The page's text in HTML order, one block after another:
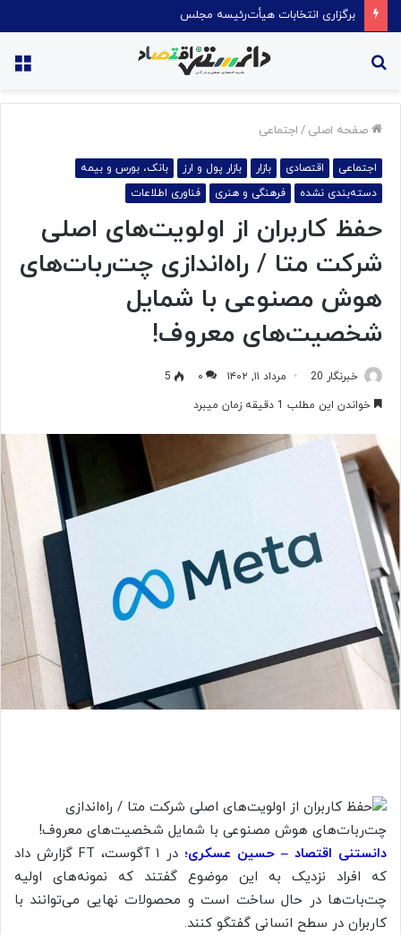
برگزاری انتخابات هیأت‌رئیسه مجلس
صفحه اصلی / اجتماعی
اجتماعی اقتصادی بازار بازار پول و ارز
بانک، بورس و بیمه
دسته‌بندی نشده
فرهنگی و هنری فناوری اطلاعات
حفظ کاربران از اولویت‌های اصلی
شرکت متا / راه‌اندازی چت‌ربات‌های
هوش مصنوعی با شمایل
شخصیت‌های معروف!
خبرنگار 20 مرداد ۱۱, ۱۴۰۲ ۰
5
خواندن این مطلب 1 دقیقه زمان میبرد
دانستنی اقتصاد – حسین عسکری؛
در ۱ آگوست، FT گزارش داد
که افراد نزدیک به این موضوع گفتند که نمونه‌های اولیه
چت‌بات‌ها در حال ساخت است و محصولات نهایی می‌توانند با
کاربران در سطح انسانی گفتگو کنند.